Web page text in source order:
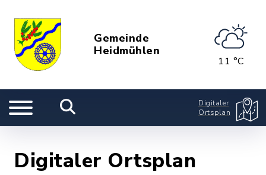
Gemeinde
Heidmühlen
11 °C
Digitaler
Ortsplan
Digitaler Ortsplan